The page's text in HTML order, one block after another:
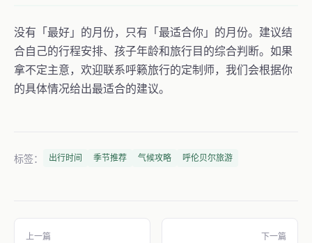
没有「最好」的月份，只有「最适合你」的月份。建议结
合自己的行程安排、孩子年龄和旅行目的综合判断。如果
拿不定主意，欢迎联系呼籁旅行的定制师，我们会根据你
的具体情况给出最适合的建议。
标签： 出行时间 季节推荐 气候攻略 呼伦贝尔旅游
上一篇 下一篇